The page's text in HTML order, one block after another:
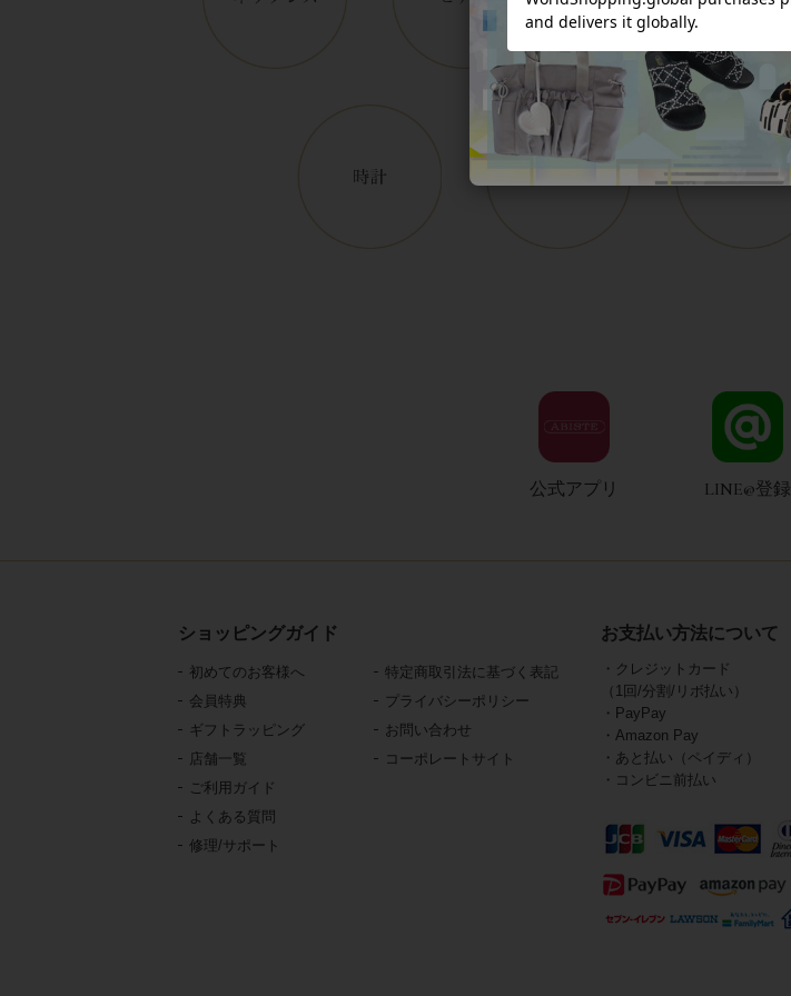
公式アプリ LINE@登録
ショッピングガイド
初めてのお客様へ
会員特典
ギフトラッピング
店舗一覧
ご利用ガイド
よくある質問
修理/サポート
特定商取引法に基づく表記
プライバシーポリシー
お問い合わせ
コーポレートサイト
お支払い方法について
・クレジットカード
（1回/分割/リボ払い）
・PayPay
・Amazon Pay
・あと払い（ペイディ）
・コンビニ前払い